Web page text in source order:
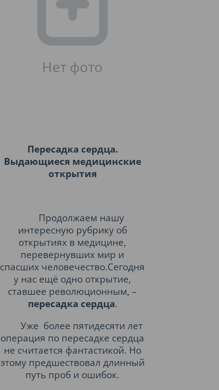
Пересадка сердца.
Выдающиеся медицинские
открытия
Продолжаем нашу
интересную рубрику об
открытиях в медицине,
перевернувших мир и
спасших человечество.Сегодня
у нас ещё одно открытие,
ставшее революционным, –
пересадка сердца.
Уже более пятидесяти лет
операция по пересадке сердца
не считается фантастикой. Но
этому предшествовал длинный
путь проб и ошибок.